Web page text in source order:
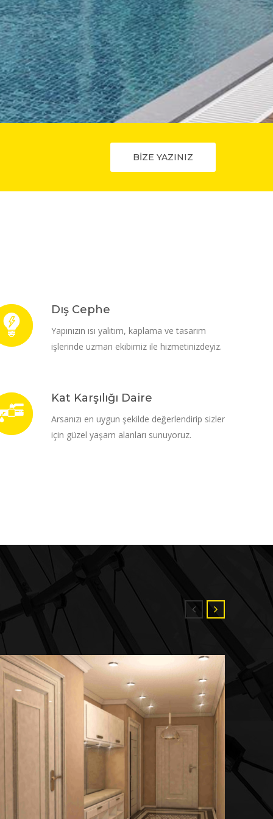
BİZE YAZINIZ
Dış Cephe
Yapınızın ısı yalıtım, kaplama ve tasarım
işlerinde uzman ekibimiz ile hizmetinizdeyiz.
Kat Karşılığı Daire
Arsanızı en uygun şekilde değerlendirip sizler
için güzel yaşam alanları sunuyoruz.